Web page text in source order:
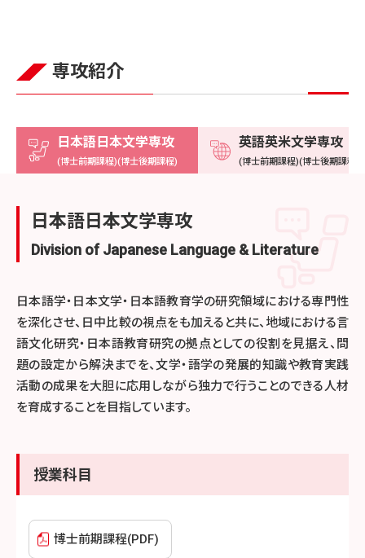
専攻紹介
日本語日本文学専攻
(博士前期課程)(博士後期課程)
英語英米文学専攻
(博士前期課程)(博士後期課程)
日本語日本文学専攻
Division of Japanese Language & Literature
日本語学・日本文学・日本語教育学の研究領域における専門性
を深化させ、日中比較の視点をも加えると共に、地域における言
語文化研究・日本語教育研究の拠点としての役割を見据え、問
題の設定から解決までを、文学・語学の発展的知識や教育実践
活動の成果を大胆に応用しながら独力で行うことのできる人材
を育成することを目指しています。
授業科目
博士前期課程(PDF)